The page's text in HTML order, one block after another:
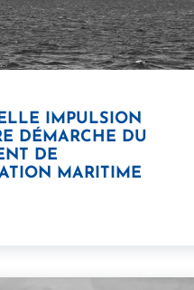
IMPULSION
DÉMARCHE DU
DE
MARITIME